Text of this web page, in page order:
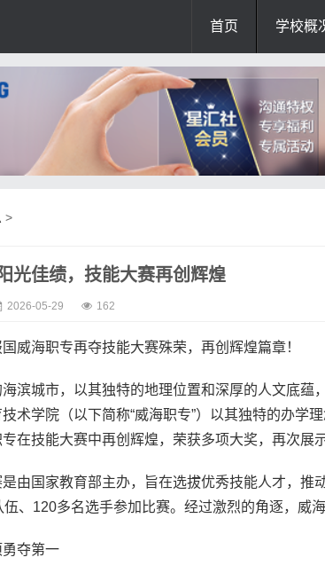
首页 学校概
>
光佳绩，技能大赛再创辉煌
2026-05-29 162
威海职专再夺技能大赛殊荣，再创辉煌篇章！
滨城市，以其独特的地理位置和深厚的人文底蕴
技术学院（以下简称“威海职专”）以其独特的办学
在技能大赛中再创辉煌，荣获多项大奖，再次展
由国家教育部主办，旨在选拔优秀技能人才，推
、120多名选手参加比赛。经过激烈的角逐，威
夺第一